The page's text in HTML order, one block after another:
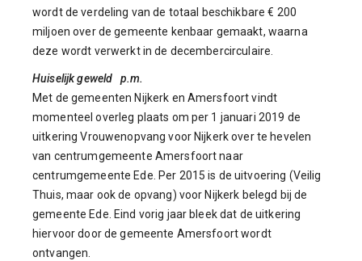
wordt de verdeling van de totaal beschikbare € 200
miljoen over de gemeente kenbaar gemaakt, waarna
deze wordt verwerkt in de decembercirculaire.
Huiselijk geweld p.m.
Met de gemeenten Nijkerk en Amersfoort vindt
momenteel overleg plaats om per 1 januari 2019 de
uitkering Vrouwenopvang voor Nijkerk over te hevelen
van centrumgemeente Amersfoort naar
centrumgemeente Ede. Per 2015 is de uitvoering (Veilig
Thuis, maar ook de opvang) voor Nijkerk belegd bij de
gemeente Ede. Eind vorig jaar bleek dat de uitkering
hiervoor door de gemeente Amersfoort wordt
ontvangen.